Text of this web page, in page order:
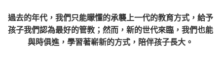
過去的年代，我們只能矇懂的承襲上一代的教育方式，給予
孩子我們認為最好的管教；然而，新的世代來臨，我們也能
與時俱進，學習著嶄新的方式，陪伴孩子長大。